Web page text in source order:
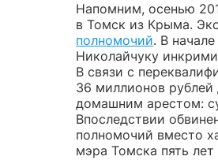
Напомним, осенью
в Томск из Крыма.
полномочий. В
Николайчуку
В связи с
36 миллионов
домашним арестом:
Впоследствии
полномочий вместо
мэра Томска пять лет